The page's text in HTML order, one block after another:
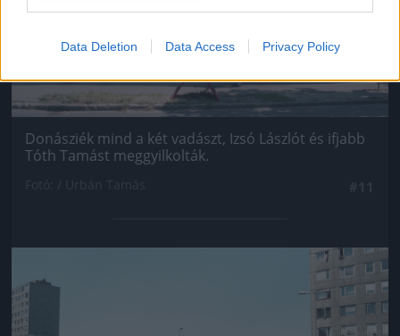
Data Deletion Data Access Privacy Policy
Donásziék mind a két vadászt, Izsó Lászlót és ifjabb
Tóth Tamást meggyilkolták.